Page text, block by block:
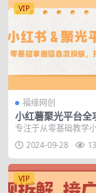
VIP
福缘网创
小红薯聚光平台全
础掌握信息流投放
广告策略
专注于从零基础教学
台的信息流投放技巧
书广告的展现形式、
2024-09-28
VIP